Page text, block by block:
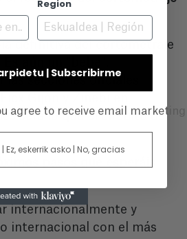
definitiva del cortometraje
aún un “bebé”.
las secciones oficiales
Gijón y Zinebi en
será lo que el circuito de
pasos que esperáis
internacionalmente y
internacional con el más
Region
| Subscribirme
agree to receive email
Ez, eskerrik asko | No, gracias